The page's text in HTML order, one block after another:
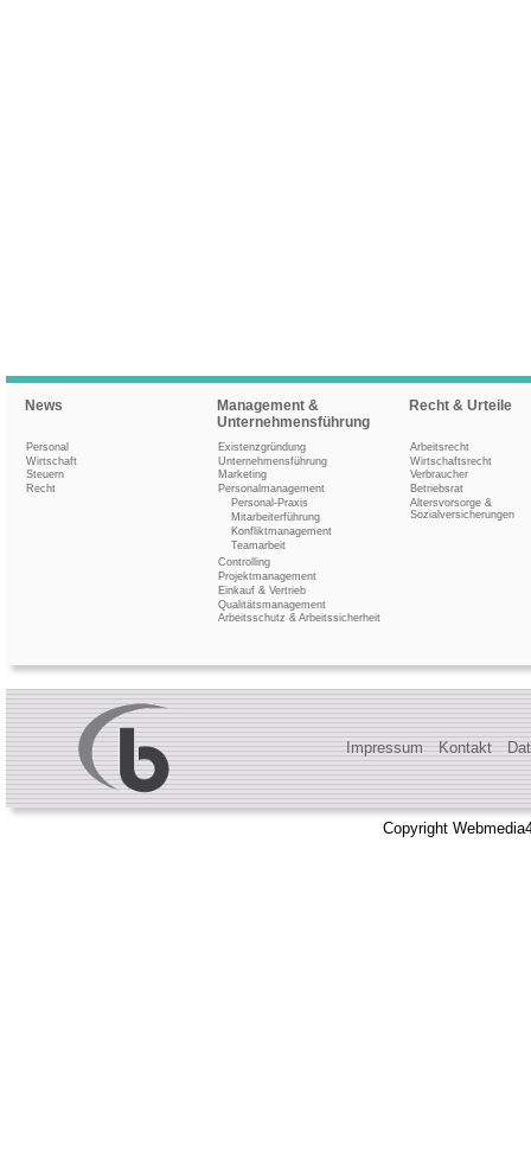
News
Personal
Wirtschaft
Steuern
Recht
Management &
Unternehmensführung
Existenzgründung
Unternehmensführung
Marketing
Personalmanagement
Personal-Praxis
Mitarbeiterführung
Konfliktmanagement
Teamarbeit
Controlling
Projektmanagement
Einkauf & Vertrieb
Qualitätsmanagement
Arbeitsschutz & Arbeitssicherheit
Recht & Urteile
Arbeitsrecht
Wirtschaftsrecht
Verbraucher
Betriebsrat
Altersvorsorge &
Sozialversicherungen
Impressum Kontakt
Copyright